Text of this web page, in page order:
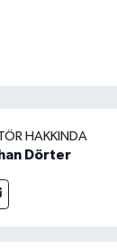
HAKKINDA
Dörter